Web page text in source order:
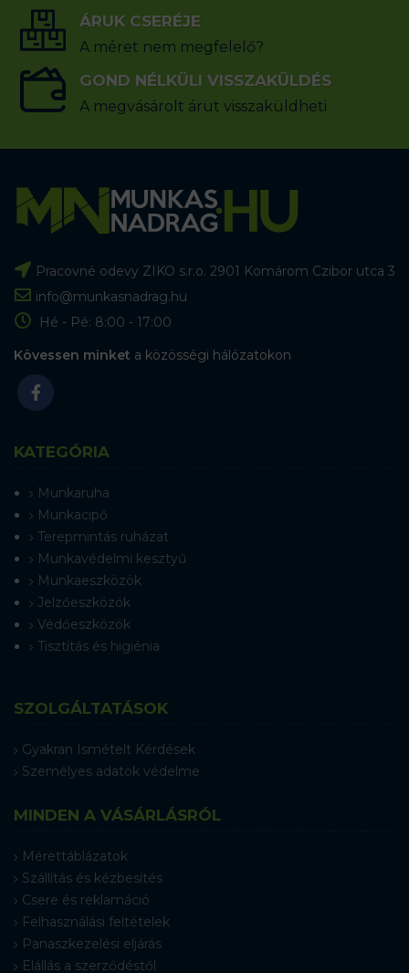
ÁRUK CSERÉJE
A méret nem megfelelő?
GOND NÉLKÜLI VISSZAKÜLDÉS
A megvásárolt árut visszaküldheti
Pracovné odevy ZIKO s.r.o. 2901 Komárom Czibor utca 3
info@munkasnadrag.hu
Hé - Pé: 8:00 - 17:00
Kövessen minket a közösségi hálózatokon
KATEGÓRIA
Munkaruha
Munkacipő
Terepmintás ruházat
Munkavédelmi kesztyű
Munkaeszközök
Jelzőeszközök
Védőeszközök
Tisztítás és higiénia
SZOLGÁLTATÁSOK
Gyakran Ismételt Kérdések
Személyes adatok védelme
MINDEN A VÁSÁRLÁSRÓL
Mérettáblázatok
Szállítás és kézbesítés
Csere és reklamáció
Felhasználási feltételek
Panaszkezelési eljárás
Elállás a szerződéstől